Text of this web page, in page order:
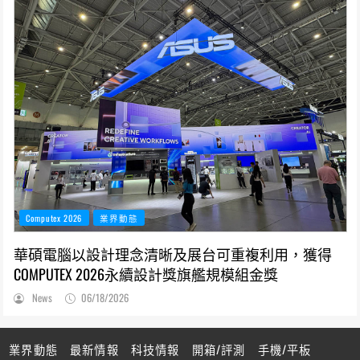
Computex 2026 業界動態
華碩電腦以設計理念清晰及展台可重複利用，獲得
COMPUTEX 2026永續設計獎旗艦規模組金獎
News 06/18/2026
業界動態 最新情報 科技情報 開箱/評測 手機/平板